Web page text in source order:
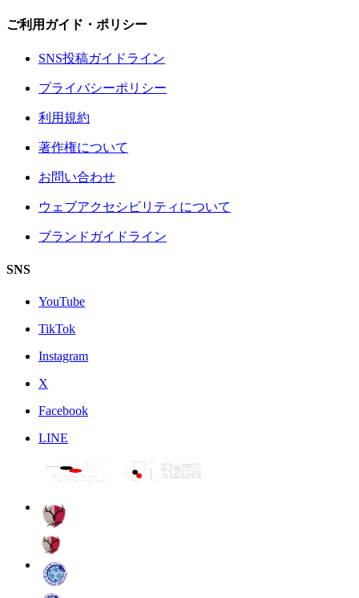
ご利用ガイド・ポリシー
SNS投稿ガイドライン
プライバシーポリシー
利用規約
著作権について
お問い合わせ
ウェブアクセシビリティについて
ブランドガイドライン
SNS
YouTube
TikTok
Instagram
X
Facebook
LINE